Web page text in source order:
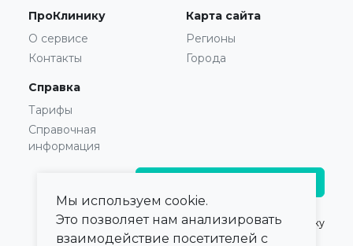
ПроКлинику
О сервисе
Контакты
Карта сайта
Регионы
Города
Справка
Тарифы
Справочная
информация
© 2021 — 2026,ПроКлинику
Мы используем cookie.
Это позволяет нам анализировать
взаимодействие посетителей с